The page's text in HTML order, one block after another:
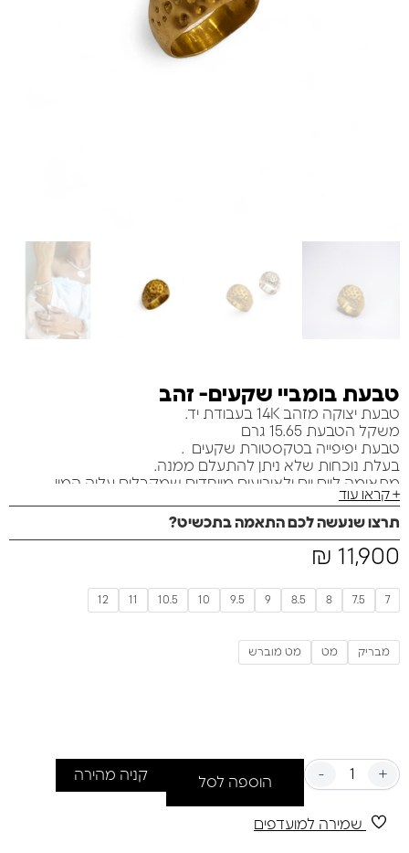
טבעת בומביי שקעים- זהב
טבעת יצוקה מזהב 14K בעבודת יד.
משקל הטבעת 15.65 גרם
טבעת יפיפייה בטקסטורת שקעים .
בעלת נוכחות שלא ניתן להתעלם ממנה.
מתאימה ליום יום ולאירועים מיוחדים שמקבלים עליה המון
מחמאות ותשומת לב
מגיעה באריזת מתנה. ניתן להוסיף כרטיס ברכה ללא עלות
+ קראו עוד
תרצו שנעשה לכם התאמה בתכשיט?
₪ 11,900
7
7.5
8
8.5
9
9.5
10
10.5
11
12
מבריק מט מט מוברש
- +
הוספה לסל קניה מהירה
שמירה למועדפים